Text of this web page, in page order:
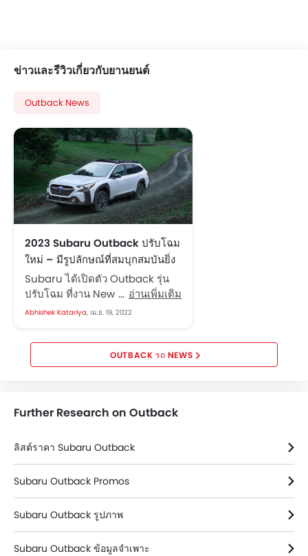
ข่าวและรีวิวเกี่ยวกับยานยนต์
Outback News
2023 Subaru Outback ปรับโฉม
ใหม่ – มีรูปลักษณ์ที่สมบุกสมบันยิ่ง
ขึ้น เครื่องยนต์เทอร์โบ 2.4 ลิตร
เครื่องยนต์ NA 2.5 ลิตร
Subaru ได้เปิดตัว Outback รุ่น
ปรับโฉม ที่งาน New York
International Auto Show 2022
รุ่นที่หก เปิดตัวครั้งแรก สำหรับรุ่นปี
อ่านเพิ่มเติม
Abhishek Katariya, เม.ย. 19, 2022
OUTBACK รถ NEWS
Further Research on Outback
ลิสต์ราคา Subaru Outback
Subaru Outback Promos
Subaru Outback รูปภาพ
Subaru Outback ข้อมูลจำเพาะ